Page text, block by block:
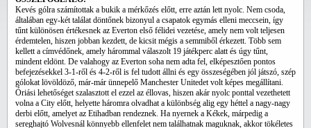
Kevés gólra számítottak a bukik a mérkőzés előtt, erre aztán lett nyolc. Nem csoda,
általában egy-két találat döntőnek bizonyul a csapatok egymás elleni meccsein, így
tűnt különösen értékesnek az Everton első félidei vezetése, amely nem volt teljesen
érdemtelen, hiszen jobban kezdett, de kicsit mégis a semmiből érkezett. Több sem
kellett a címvédőnek, amely hárommal válaszolt 19 játékperc alatt és úgy tűnt,
mindent eldönt. De valahogy az Everton soha nem adta fel, elképesztően pontos
befejezésekkel 3-1-ről és 4-2-ről is fel tudott állni és egy összeségében jól játszó, szép
gólokat lövöldöző, már-már ünnepelő Manchester Unitedet volt képes megállítani.
Óriási lehetőséget szalasztott el ezzel az éllovas, hiszen akár nyolc ponttal vezethetett
volna a City előtt, helyette háromra olvadhat a különbség alig egy héttel a nagy-nagy
derbi előtt, amelyet az Etihadban rendeznek. Ha nyernek a Kékek, márpedig a
sereghajtó Wolvesnál könnyebb ellenfelet nem találhatnak maguknak, akkor tökéletes